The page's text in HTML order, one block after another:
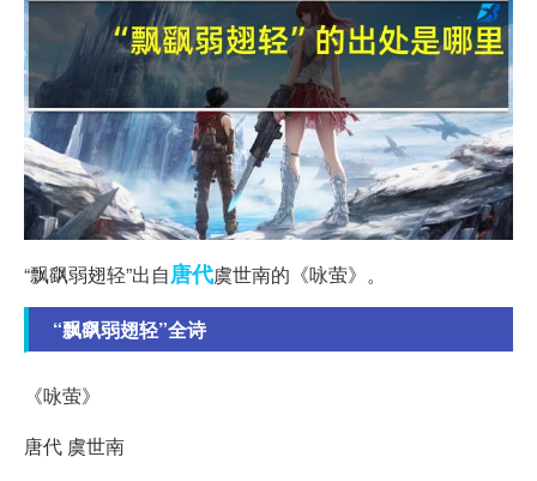
“飘飖弱翅轻”出自唐代虞世南的《咏萤》。
“飘飖弱翅轻”全诗
《咏萤》
唐代 虞世南